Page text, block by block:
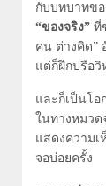
กับบทบาทข
“ของจริง” ที่
คน ต่างคิด”
แต่ก็ฝึกปรือ
และก็เป็นโอ
ในทางหมว
แสดงความเ
จอบ่อยครั้ง